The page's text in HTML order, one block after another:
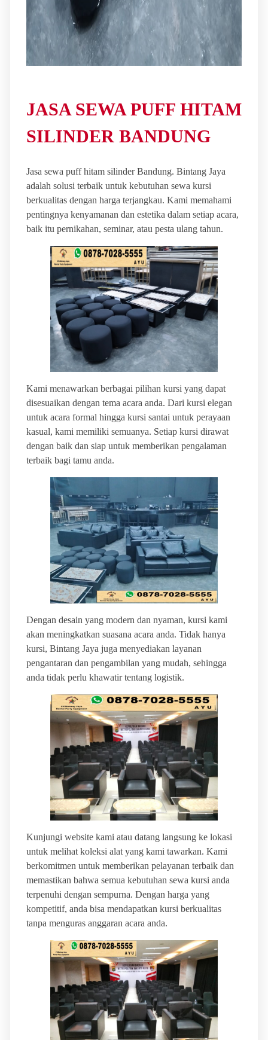
JASA SEWA PUFF HITAM
SILINDER BANDUNG
Jasa sewa puff hitam silinder Bandung. Bintang Jaya
adalah solusi terbaik untuk kebutuhan sewa kursi
berkualitas dengan harga terjangkau. Kami memahami
pentingnya kenyamanan dan estetika dalam setiap acara,
baik itu pernikahan, seminar, atau pesta ulang tahun.
Kami menawarkan berbagai pilihan kursi yang dapat
disesuaikan dengan tema acara anda. Dari kursi elegan
untuk acara formal hingga kursi santai untuk perayaan
kasual, kami memiliki semuanya. Setiap kursi dirawat
dengan baik dan siap untuk memberikan pengalaman
terbaik bagi tamu anda.
Dengan desain yang modern dan nyaman, kursi kami
akan meningkatkan suasana acara anda. Tidak hanya
kursi, Bintang Jaya juga menyediakan layanan
pengantaran dan pengambilan yang mudah, sehingga
anda tidak perlu khawatir tentang logistik.
Kunjungi website kami atau datang langsung ke lokasi
untuk melihat koleksi alat yang kami tawarkan. Kami
berkomitmen untuk memberikan pelayanan terbaik dan
memastikan bahwa semua kebutuhan sewa kursi anda
terpenuhi dengan sempurna. Dengan harga yang
kompetitif, anda bisa mendapatkan kursi berkualitas
tanpa menguras anggaran acara anda.